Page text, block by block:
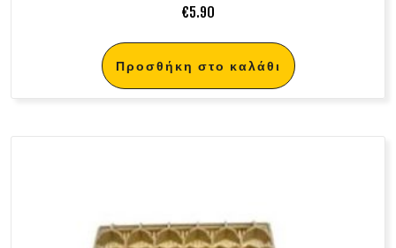
€5.90
Προσθήκη στο καλάθι